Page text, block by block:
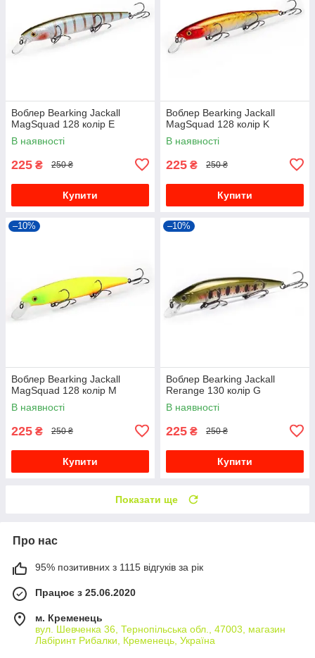
Воблер Bearking Jackall
MagSquad 128 колір E
В наявності
225 ₴ 250 ₴
Купити
Воблер Bearking Jackall
MagSquad 128 колір K
В наявності
225 ₴ 250 ₴
Купити
–10%
Воблер Bearking Jackall
MagSquad 128 колір M
В наявності
225 ₴ 250 ₴
Купити
–10%
Воблер Bearking Jackall
Rerange 130 колір G
В наявності
225 ₴ 250 ₴
Купити
Показати ще
Про нас
95% позитивних з 1115 відгуків за рік
Працює з 25.06.2020
м. Кременець
вул. Шевченка 36, Тернопільська обл., 47003, магазин
Лабіринт Рибалки, Кременець, Україна